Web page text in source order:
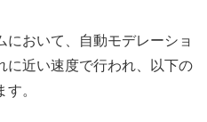
において、自動モデレーショ
に近い速度で行われ、以下の
。